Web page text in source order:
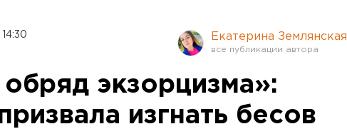
Екатерина Землянская
экзорцизма»:
изгнать бесов